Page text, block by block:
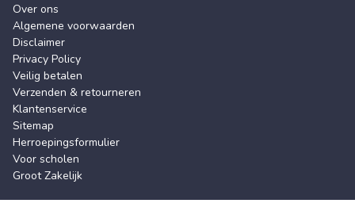
Over ons
Algemene voorwaarden
Disclaimer
Privacy Policy
Veilig betalen
Verzenden & retourneren
Klantenservice
Sitemap
Herroepingsformulier
Voor scholen
Groot Zakelijk